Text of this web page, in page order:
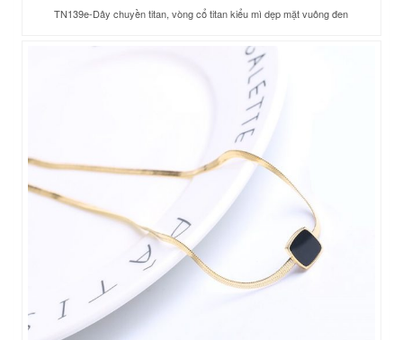
TN139e-Dây chuyền titan, vòng cổ titan kiểu mì dẹp mặt vuông đen